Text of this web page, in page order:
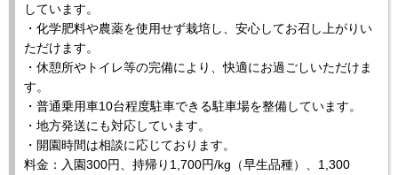
しています。
・化学肥料や農薬を使用せず栽培し、安心してお召し上がりい
ただけます。
・休憩所やトイレ等の完備により、快適にお過ごしいただけま
す。
・普通乗用車10台程度駐車できる駐車場を整備しています。
・地方発送にも対応しています。
・開園時間は相談に応じております。
料金：入園300円、持帰り1,700円/kg（早生品種）、1,300